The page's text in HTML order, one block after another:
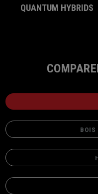
QUANTUM HYBRIDS
BOIS